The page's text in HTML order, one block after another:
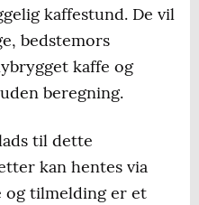
kaffestund. De vil
bedstemors
kaffe og
beregning.
til dette
kan hentes via
og tilmelding er et